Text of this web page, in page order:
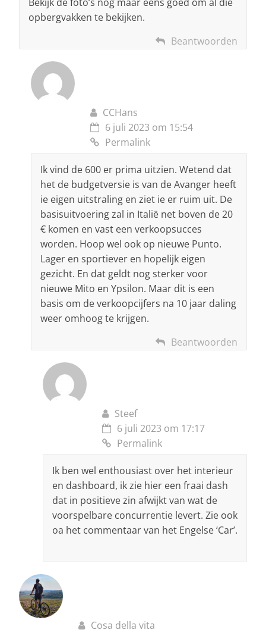
Bekijk de foto’s nog maar eens goed om al die
opbergvakken te bekijken.
Beantwoorden
CCHans
6 juli 2023 om 15:54
Permalink
Ik vind de 600 er prima uitzien. Wetend dat
het de budgetversie is van de Avanger heeft
ie eigen uitstraling en ziet ie er ruim uit. De
basisuitvoering zal in Italië net boven de 20
€ komen en vast een verkoopsucces
worden. Hoop wel ook op nieuwe Punto.
Lager en sportiever en hopelijk eigen
gezicht. En dat geldt nog sterker voor
nieuwe Mito en Ypsilon. Maar dit is een
basis om de verkoopcijfers na 10 jaar daling
weer omhoog te krijgen.
Beantwoorden
Steef
6 juli 2023 om 17:17
Permalink
Ik ben wel enthousiast over het interieur
en dashboard, ik zie hier een fraai dash
dat in positieve zin afwijkt van wat de
voorspelbare concurrentie levert. Zie ook
oa het commentaar van het Engelse ‘Car’.
Cosa della vita